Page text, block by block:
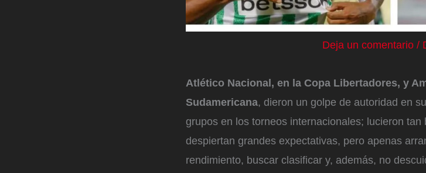
Deja un comentario /
Atlético Nacional, en la Copa Libertadores, y
Sudamericana, dieron un golpe de autoridad en
grupos en los torneos internacionales; lucieron
despiertan grandes expectativas, pero apenas
rendimiento, buscar clasificar y, además, no